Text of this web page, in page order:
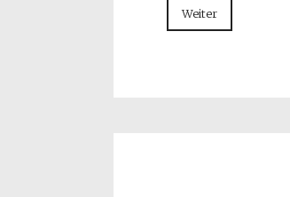
Weiter